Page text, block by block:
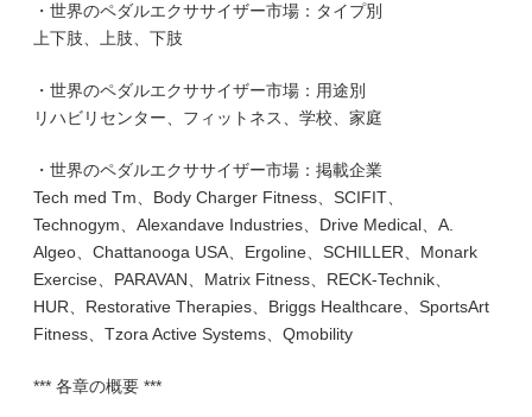
・世界のペダルエクササイザー市場：タイプ別
上下肢、上肢、下肢
・世界のペダルエクササイザー市場：用途別
リハビリセンター、フィットネス、学校、家庭
・世界のペダルエクササイザー市場：掲載企業
Tech med Tm、Body Charger Fitness、SCIFIT、
Technogym、Alexandave Industries、Drive Medical、A.
Algeo、Chattanooga USA、Ergoline、SCHILLER、Monark
Exercise、PARAVAN、Matrix Fitness、RECK-Technik、
HUR、Restorative Therapies、Briggs Healthcare、SportsArt
Fitness、Tzora Active Systems、Qmobility
*** 各章の概要 ***